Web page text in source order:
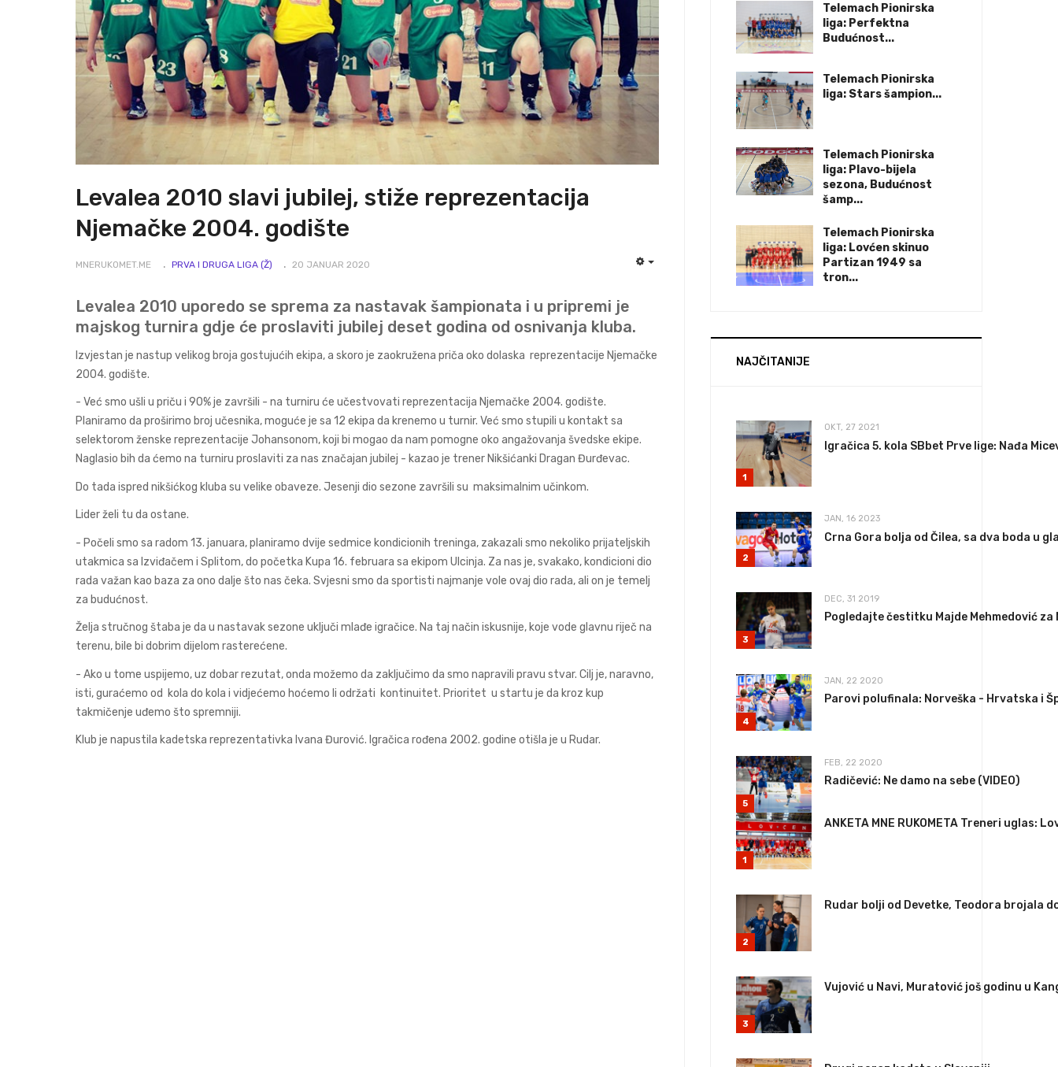
Levalea 2010 slavi jubilej, stiže reprezentacija
Njemačke 2004. godište
MNERUKOMET.ME PRVA I DRUGA LIGA (Ž) 20 JANUAR 2020
Levalea 2010 uporedo se sprema za nastavak šampionata i u pripremi je
majskog turnira gdje će proslaviti jubilej deset godina od osnivanja kluba.
Izvjestan je nastup velikog broja gostujućih ekipa, a skoro je zaokružena priča oko dolaska reprezentacije Njemačke
2004. godište.
- Već smo ušli u priču i 90% je završili - na turniru će učestvovati reprezentacija Njemačke 2004. godište.
Planiramo da proširimo broj učesnika, moguće je sa 12 ekipa da krenemo u turnir. Već smo stupili u kontakt sa
selektorom ženske reprezentacije Johansonom, koji bi mogao da nam pomogne oko angažovanja švedske ekipe.
Naglasio bih da ćemo na turniru proslaviti za nas značajan jubilej - kazao je trener Nikšićanki Dragan Đurđevac.
Do tada ispred nikšićkog kluba su velike obaveze. Jesenji dio sezone završili su maksimalnim učinkom.
Lider želi tu da ostane.
- Počeli smo sa radom 13. januara, planiramo dvije sedmice kondicionih treninga, zakazali smo nekoliko prijateljskih
utakmica sa Izviđačem i Splitom, do početka Kupa 16. februara sa ekipom Ulcinja. Za nas je, svakako, kondicioni dio
rada važan kao baza za ono dalje što nas čeka. Svjesni smo da sportisti najmanje vole ovaj dio rada, ali on je temelj
za budućnost.
Želja stručnog štaba je da u nastavak sezone uključi mlađe igračice. Na taj način iskusnije, koje vode glavnu riječ na
terenu, bile bi dobrim dijelom rasterećene.
- Ako u tome uspijemo, uz dobar rezutat, onda možemo da zaključimo da smo napravili pravu stvar. Cilj je, naravno,
isti, guraćemo od kola do kola i vidjećemo hoćemo li održati kontinuitet. Prioritet u startu je da kroz kup
takmičenje uđemo što spremniji.
Klub je napustila kadetska reprezentativka Ivana Đurović. Igračica rođena 2002. godine otišla je u Rudar.
Telemach Pionirska
liga: Perfektna
Budućnost...
Telemach Pionirska
liga: Stars šampion...
Telemach Pionirska
liga: Plavo-bijela
sezona, Budućnost
šamp...
Telemach Pionirska
liga: Lovćen skinuo
Partizan 1949 sa
tron...
NAJČITANIJE
1
OKT, 27 2021
Igračica 5. kola SBbet Prve lige: Nađa
2
JAN, 16 2023
Crna Gora bolja od Čilea, sa dva boda u
3
DEC, 31 2019
Pogledajte čestitku Majde Mehmedović za
4
JAN, 22 2020
Parovi polufinala: Norveška - Hrvatska i
5
FEB, 22 2020
Radičević: Ne damo na sebe (VIDEO)
1
ANKETA MNE RUKOMETA Treneri uglas:
2
Rudar bolji od Devetke, Teodora brojala
3
Vujović u Navi, Muratović još godinu u